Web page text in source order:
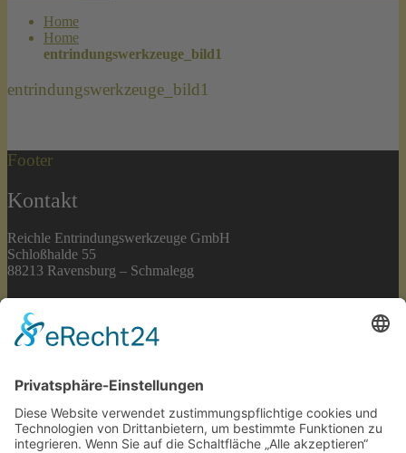
Home
Home
entrindungswerkzeuge_bild1
entrindungswerkzeuge_bild1
Footer
Kontakt
Reichle Entrindungswerkzeuge GmbH
Schloßhalde 55
88213 Ravensburg – Schmalegg
Direktkontakt
Telefon: +49 (0)751 / 94353
Impressum
Datenschutz